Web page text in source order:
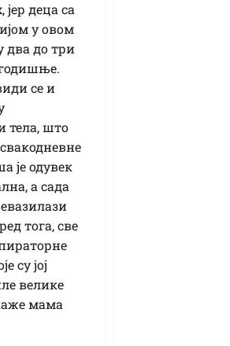
јер деца са
у овом
два до три
се и
тела, што
је одувек
а сада
тога, све
су јој
велике
мама